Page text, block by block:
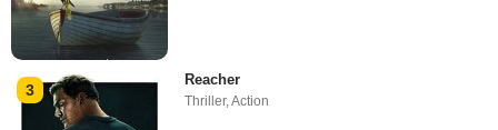
3
Reacher
Thriller,Action